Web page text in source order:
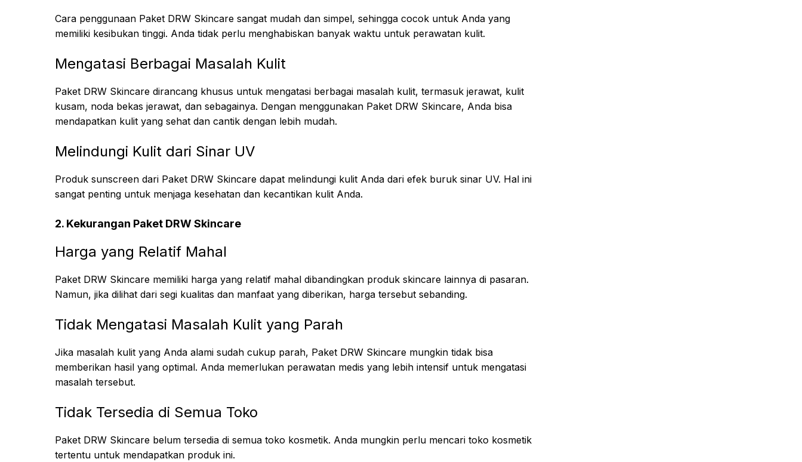
Cara penggunaan Paket DRW Skincare sangat mudah dan simpel, sehingga cocok untuk Anda yang
memiliki kesibukan tinggi. Anda tidak perlu menghabiskan banyak waktu untuk perawatan kulit.
Mengatasi Berbagai Masalah Kulit
Paket DRW Skincare dirancang khusus untuk mengatasi berbagai masalah kulit, termasuk jerawat, kulit
kusam, noda bekas jerawat, dan sebagainya. Dengan menggunakan Paket DRW Skincare, Anda bisa
mendapatkan kulit yang sehat dan cantik dengan lebih mudah.
Melindungi Kulit dari Sinar UV
Produk sunscreen dari Paket DRW Skincare dapat melindungi kulit Anda dari efek buruk sinar UV. Hal ini
sangat penting untuk menjaga kesehatan dan kecantikan kulit Anda.
2. Kekurangan Paket DRW Skincare
Harga yang Relatif Mahal
Paket DRW Skincare memiliki harga yang relatif mahal dibandingkan produk skincare lainnya di pasaran.
Namun, jika dilihat dari segi kualitas dan manfaat yang diberikan, harga tersebut sebanding.
Tidak Mengatasi Masalah Kulit yang Parah
Jika masalah kulit yang Anda alami sudah cukup parah, Paket DRW Skincare mungkin tidak bisa
memberikan hasil yang optimal. Anda memerlukan perawatan medis yang lebih intensif untuk mengatasi
masalah tersebut.
Tidak Tersedia di Semua Toko
Paket DRW Skincare belum tersedia di semua toko kosmetik. Anda mungkin perlu mencari toko kosmetik
tertentu untuk mendapatkan produk ini.